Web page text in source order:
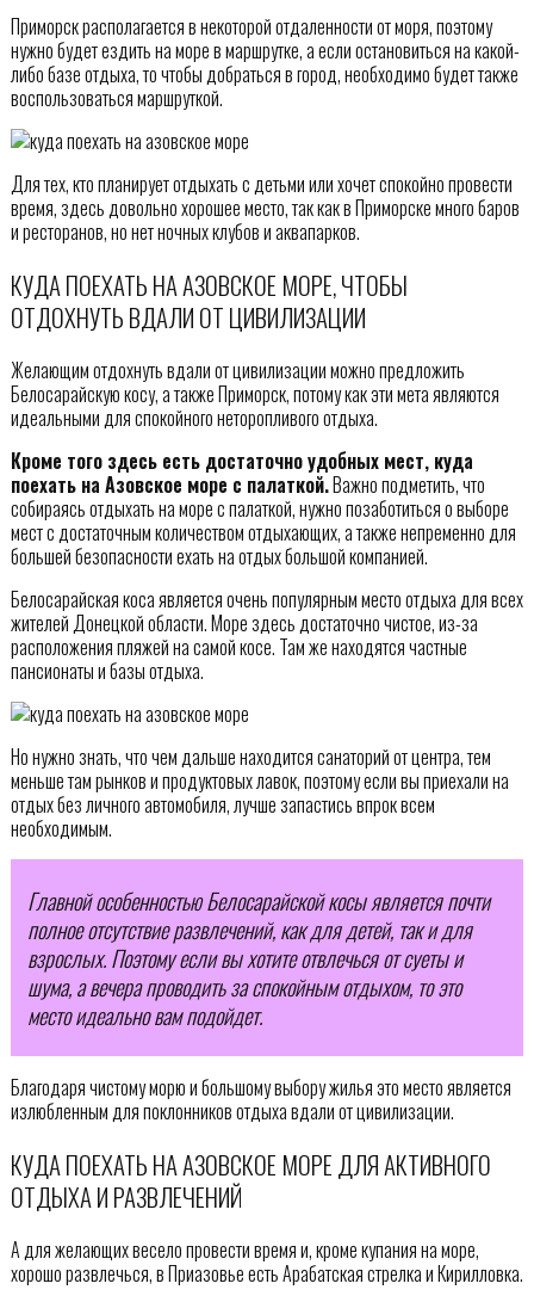
Приморск располагается в некоторой отдаленности от моря, поэтому
нужно будет ездить на море в маршрутке, а если остановиться на какой-
либо базе отдыха, то чтобы добраться в город, необходимо будет также
воспользоваться маршруткой.
Для тех, кто планирует отдыхать с детьми или хочет спокойно провести
время, здесь довольно хорошее место, так как в Приморске много баров
и ресторанов, но нет ночных клубов и аквапарков.
КУДА ПОЕХАТЬ НА АЗОВСКОЕ МОРЕ, ЧТОБЫ
ОТДОХНУТЬ ВДАЛИ ОТ ЦИВИЛИЗАЦИИ
Желающим отдохнуть вдали от цивилизации можно предложить
Белосарайскую косу, а также Приморск, потому как эти мета являются
идеальными для спокойного неторопливого отдыха.
Кроме того здесь есть достаточно удобных мест, куда
поехать на Азовское море с палаткой.Важно подметить, что
собираясь отдыхать на море с палаткой, нужно позаботиться о выборе
мест с достаточным количеством отдыхающих, а также непременно для
большей безопасности ехать на отдых большой компанией.
Белосарайская коса является очень популярным место отдыха для всех
жителей Донецкой области. Море здесь достаточно чистое, из-за
расположения пляжей на самой косе. Там же находятся частные
пансионаты и базы отдыха.
Но нужно знать, что чем дальше находится санаторий от центра, тем
меньше там рынков и продуктовых лавок, поэтому если вы приехали на
отдых без личного автомобиля, лучше запастись впрок всем
необходимым.
Главной особенностью Белосарайской косы является почти
полное отсутствие развлечений, как для детей, так и для
взрослых. Поэтому если вы хотите отвлечься от суеты и
шума, а вечера проводить за спокойным отдыхом, то это
место идеально вам подойдет.
Благодаря чистому морю и большому выбору жилья это место является
излюбленным для поклонников отдыха вдали от цивилизации.
КУДА ПОЕХАТЬ НА АЗОВСКОЕ МОРЕ ДЛЯ АКТИВНОГО
ОТДЫХА И РАЗВЛЕЧЕНИЙ
А для желающих весело провести время и, кроме купания на море,
хорошо развлечься, в Приазовье есть Арабатская стрелка и Кирилловка.